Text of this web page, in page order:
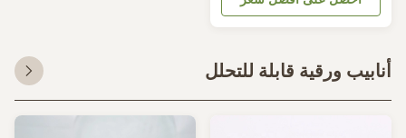
ورقية قابلة للتحلل